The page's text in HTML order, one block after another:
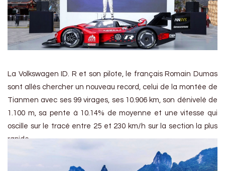
La Volkswagen ID. R et son pilote, le français Romain Dumas
sont allés chercher un nouveau record, celui de la montée de
Tianmen avec ses 99 virages, ses 10.906 km, son dénivelé de
1.100 m, sa pente à 10.14% de moyenne et une vitesse qui
oscille sur le tracé entre 25 et 230 km/h sur la section la plus
rapide.